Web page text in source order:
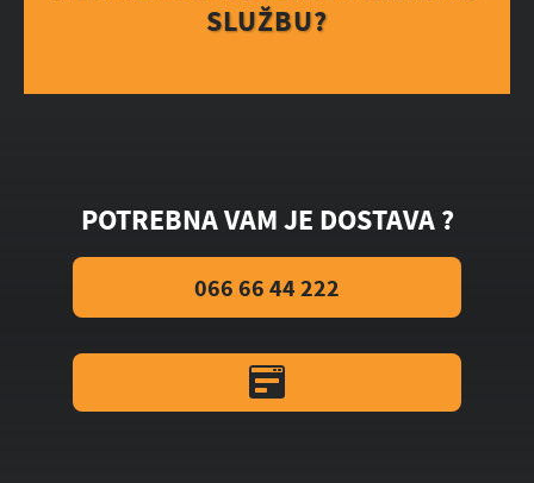
SLUŽBU?
POTREBNA VAM JE DOSTAVA ?
066 66 44 222